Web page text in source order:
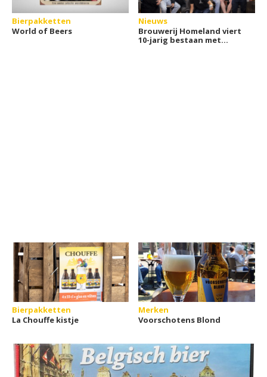
Bierpakketten
World of Beers
Nieuws
Brouwerij Homeland viert
10-jarig bestaan met
Bierpakketten
La Chouffe kistje
Merken
Voorschotens Blond